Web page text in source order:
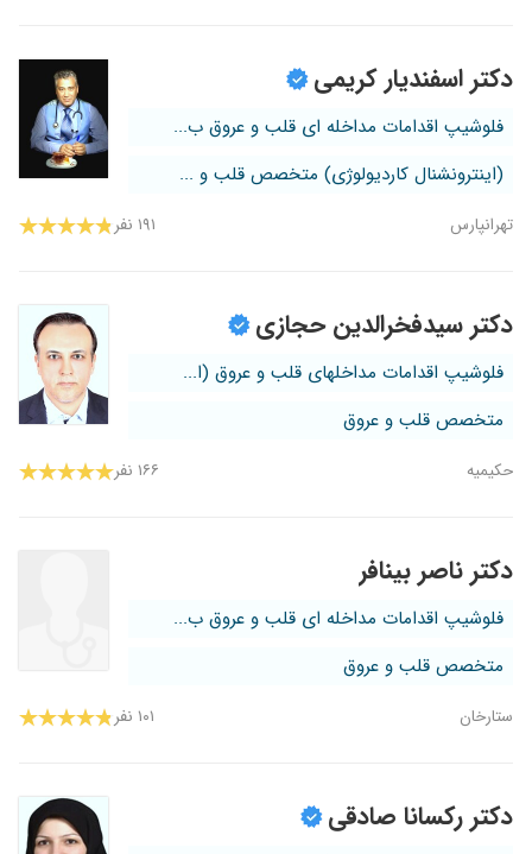
دکتر اسفندیار کریمی
فلوشیپ اقدامات مداخله ای قلب و عروق ب...
(اینترونشنال کاردیولوژی) متخصص قلب و ...
تهرانپارس ۱۹۱ نفر
دکتر سیدفخرالدین حجازی
فلوشیپ اقدامات مداخلهای قلب و عروق (ا...
متخصص قلب و عروق
حکیمیه ۱۶۶ نفر
دکتر ناصر بینافر
فلوشیپ اقدامات مداخله ای قلب و عروق ب...
متخصص قلب و عروق
ستارخان ۱۰۱ نفر
دکتر رکسانا صادقی